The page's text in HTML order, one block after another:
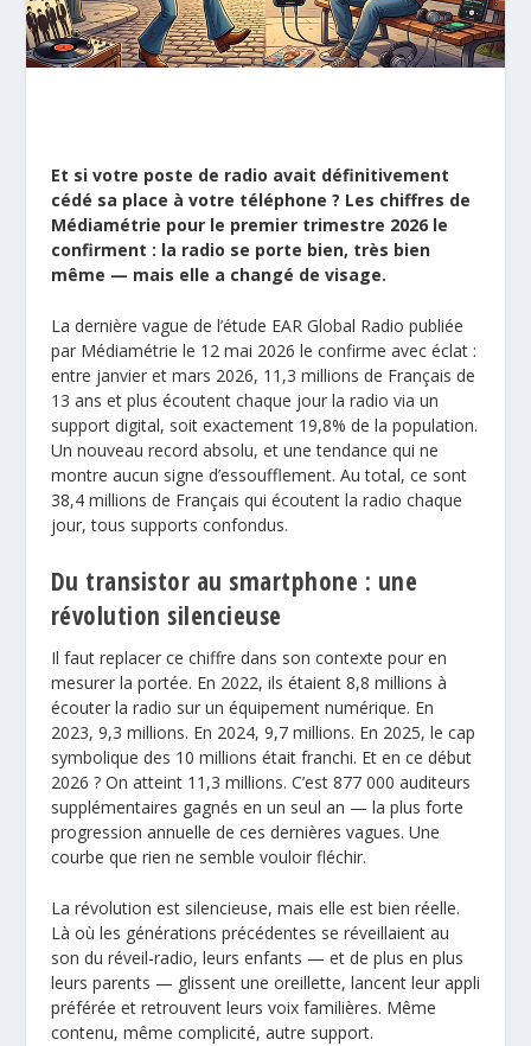
Et si votre poste de radio avait définitivement
cédé sa place à votre téléphone ? Les chiffres de
Médiamétrie pour le premier trimestre 2026 le
confirment : la radio se porte bien, très bien
même — mais elle a changé de visage.
La dernière vague de l’étude EAR Global Radio publiée
par Médiamétrie le 12 mai 2026 le confirme avec éclat :
entre janvier et mars 2026, 11,3 millions de Français de
13 ans et plus écoutent chaque jour la radio via un
support digital, soit exactement 19,8% de la population.
Un nouveau record absolu, et une tendance qui ne
montre aucun signe d’essoufflement. Au total, ce sont
38,4 millions de Français qui écoutent la radio chaque
jour, tous supports confondus.
Du transistor au smartphone : une
révolution silencieuse
Il faut replacer ce chiffre dans son contexte pour en
mesurer la portée. En 2022, ils étaient 8,8 millions à
écouter la radio sur un équipement numérique. En
2023, 9,3 millions. En 2024, 9,7 millions. En 2025, le cap
symbolique des 10 millions était franchi. Et en ce début
2026 ? On atteint 11,3 millions. C’est 877 000 auditeurs
supplémentaires gagnés en un seul an — la plus forte
progression annuelle de ces dernières vagues. Une
courbe que rien ne semble vouloir fléchir.
La révolution est silencieuse, mais elle est bien réelle.
Là où les générations précédentes se réveillaient au
son du réveil-radio, leurs enfants — et de plus en plus
leurs parents — glissent une oreillette, lancent leur appli
préférée et retrouvent leurs voix familières. Même
contenu, même complicité, autre support.